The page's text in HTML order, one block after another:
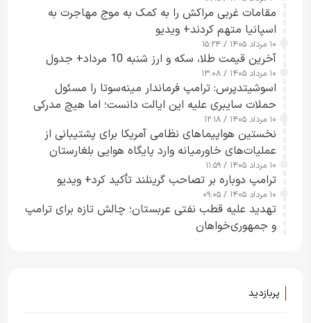
مقامات غربی مراکش را به کمک به موج مهاجرت به
اسپانیا متهم کردند+ ویدیو
۱۰ مرداد ۱۴۰۵ / ۱۵:۲۴
آخرین قیمت طلا، سکه و ارز شنبه 10 مرداد+ جدول
۱۰ مرداد ۱۴۰۵ / ۱۳:۰۸
اسوشیتدپرس: ترامپ فرماندار مینه‌سوتا را مسئول
حملات سایبری علیه این ایالت دانست؛ اما هیچ مدرکی
ارائه نکرد
۱۰ مرداد ۱۴۰۵ / ۱۲:۱۸
نخستین هواپیماهای نظامی آمریکا برای پشتیبانی از
عملیات‌های خاورمیانه وارد پایگاه هوایی بلغارستان
شدند
۱۰ مرداد ۱۴۰۵ / ۱۱:۵۹
ترامپ دوباره بر تصاحب گرینلند تأکید کرد+ ویدیو
۱۰ مرداد ۱۴۰۵ / ۰۹:۰۵
تهدید علیه قطب نفتی عربستان؛ چالش تازه برای ترامپ
و جمهوری‌خواهان
پربازدید